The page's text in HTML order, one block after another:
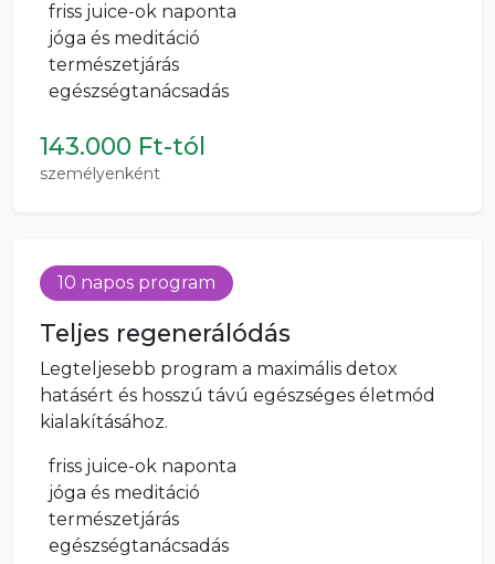
friss juice-ok naponta
jóga és meditáció
természetjárás
egészségtanácsadás
143.000 Ft-tól
személyenként
10 napos program
Teljes regenerálódás
Legteljesebb program a maximális detox
hatásért és hosszú távú egészséges életmód
kialakításához.
friss juice-ok naponta
jóga és meditáció
természetjárás
egészségtanácsadás